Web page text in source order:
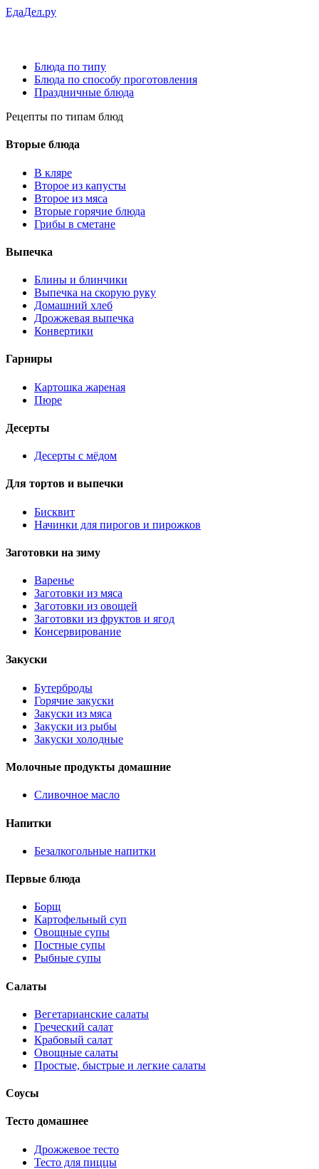
ЕдаДел.ру
Блюда по типу
Блюда по способу проготовления
Праздничные блюда
Рецепты по типам блюд
Вторые блюда
В кляре
Второе из капусты
Второе из мяса
Вторые горячие блюда
Грибы в сметане
Выпечка
Блины и блинчики
Выпечка на скорую руку
Домашний хлеб
Дрожжевая выпечка
Конвертики
Гарниры
Картошка жареная
Пюре
Десерты
Десерты с мёдом
Для тортов и выпечки
Бисквит
Начинки для пирогов и пирожков
Заготовки на зиму
Варенье
Заготовки из мяса
Заготовки из овощей
Заготовки из фруктов и ягод
Консервирование
Закуски
Бутерброды
Горячие закуски
Закуски из мяса
Закуски из рыбы
Закуски холодные
Молочные продукты домашние
Сливочное масло
Напитки
Безалкогольные напитки
Первые блюда
Борщ
Картофельный суп
Овощные супы
Постные супы
Рыбные супы
Салаты
Вегетарианские салаты
Греческий салат
Крабовый салат
Овощные салаты
Простые, быстрые и легкие салаты
Соусы
Тесто домашнее
Дрожжевое тесто
Тесто для пиццы